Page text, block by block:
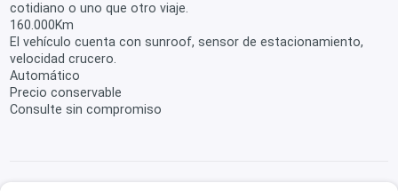
cotidiano o uno que otro viaje.
160.000Km
El vehículo cuenta con sunroof, sensor de estacionamiento,
velocidad crucero.
Automático
Precio conservable
Consulte sin compromiso